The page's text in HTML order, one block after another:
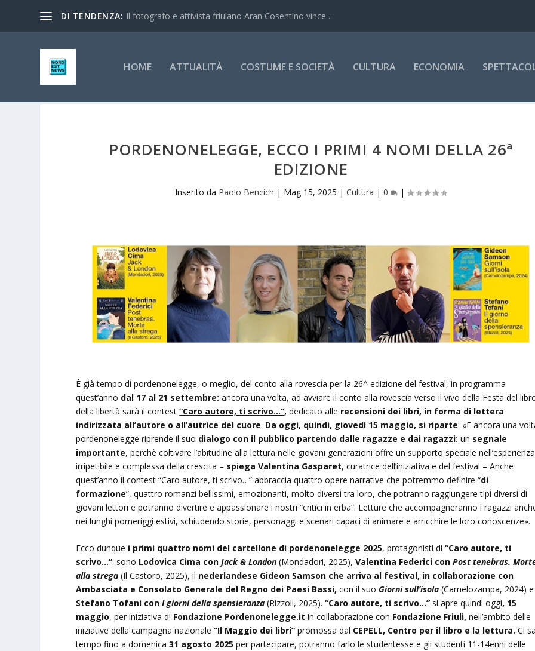
DI TENDENZA: Il fotografo e attivista friulano Aran Cosentino vince ...
HOME ATTUALITÀ COSTUME E SOCIETÀ CULTURA ECONOMIA
PORDENONELEGGE, ECCO I PRIMI 4 NOMI DELLA 26ª
EDIZIONE
Inserito da Paolo Bencich | Mag 15, 2025 |Cultura |0 |
È già tempo di pordenonelegge, o meglio, del conto alla rovescia per la 26^ edizione del festival, in programma
quest’anno dal 17 al 21 settembre:ancora una volta, ad avviare il conto alla rovescia verso il vivo della Festa del
della libertà sarà il contest“Caro autore, ti scrivo…”, dedicato alle recensioni dei libri, in forma di lettera
indirizzata all’autore o all’autrice del cuore. Da oggi, quindi, giovedì 15 maggio, si riparte: «E ancora una
pordenonelegge riprende il suo dialogo con il pubblico partendo dalle ragazze e dai ragazzi: un segnale
importante, perchè coltivare l’abitudine alla lettura nelle giovani generazioni offre un supporto speciale nell’esperienza
irripetibile e complessa della crescita – spiega Valentina Gasparet, curatrice dell’iniziativa e del festival – Anche
quest’anno il contest “Caro autore, ti scrivo…” abbraccia quattro opere narrative che potremmo definire “di
formazione”, quattro romanzi bellissimi, emozionanti, molto diversi tra loro, che potranno raggiungere tipi diversi di
giovani lettori e potranno divertire e appassionare i nostri “critici in erba”. Letture che accompagneranno i ragazzi
nei lunghi pomeriggi estivi, schiudendo storie, personaggi e scenari capaci di animare e arricchire le loro conoscenze».
Ecco dunque i primi quattro nomi del cartellone di pordenonelegge 2025, protagonisti di“Caro autore, ti
scrivo…”: sono Lodovica Cima conJack & London (Mondadori, 2025),Valentina Federici conPost tenebras.
alla strega (Il Castoro, 2025), il nederlandese Gideon Samson che arriva al festival, in collaborazione con
Ambasciata e Consolato Generale del Regno dei Paesi Bassi, con il suoGiorni sull’isola (Camelozampa, 2024) e
Stefano Tofani conI giorni della spensieranza (Rizzoli, 2025).“Caro autore, ti scrivo…” si apre quindi oggi, 15
maggio, per iniziativa di Fondazione Pordenonelegge.it in collaborazione con Fondazione Friuli,nell’ambito delle
iniziative della campagna nazionale “Il Maggio dei libri”promossa dal CEPELL, Centro per il libro e la lettura.Ci
tempo fino a domenica31 agosto 2025 per partecipare, potranno farlo le studentesse e gli studenti 11-14enni delle